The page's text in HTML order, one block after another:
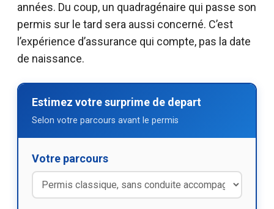
années. Du coup, un quadragénaire qui passe son
permis sur le tard sera aussi concerné. C’est
l’expérience d’assurance qui compte, pas la date
de naissance.
Estimez votre surprime de depart
Selon votre parcours avant le permis
Votre parcours